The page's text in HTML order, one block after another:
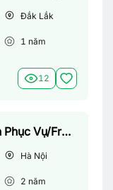
Đắk Lắk
1 năm
12
Tuyển Nhân Viên Phục Vụ/Front Of House
Hà Nội
2 năm